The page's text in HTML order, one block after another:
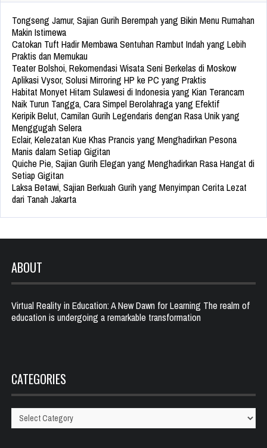
Tongseng Jamur, Sajian Gurih Berempah yang Bikin Menu Rumahan
Makin Istimewa
Catokan Tuft Hadir Membawa Sentuhan Rambut Indah yang Lebih
Praktis dan Memukau
Teater Bolshoi, Rekomendasi Wisata Seni Berkelas di Moskow
Aplikasi Vysor, Solusi Mirroring HP ke PC yang Praktis
Habitat Monyet Hitam Sulawesi di Indonesia yang Kian Terancam
Naik Turun Tangga, Cara Simpel Berolahraga yang Efektif
Keripik Belut, Camilan Gurih Legendaris dengan Rasa Unik yang
Menggugah Selera
Eclair, Kelezatan Kue Khas Prancis yang Menghadirkan Pesona
Manis dalam Setiap Gigitan
Quiche Pie, Sajian Gurih Elegan yang Menghadirkan Rasa Hangat di
Setiap Gigitan
Laksa Betawi, Sajian Berkuah Gurih yang Menyimpan Cerita Lezat
dari Tanah Jakarta
ABOUT
Virtual Reality in Education: A New Dawn for Learning The realm of
education is undergoing a remarkable transformation
CATEGORIES
Categories